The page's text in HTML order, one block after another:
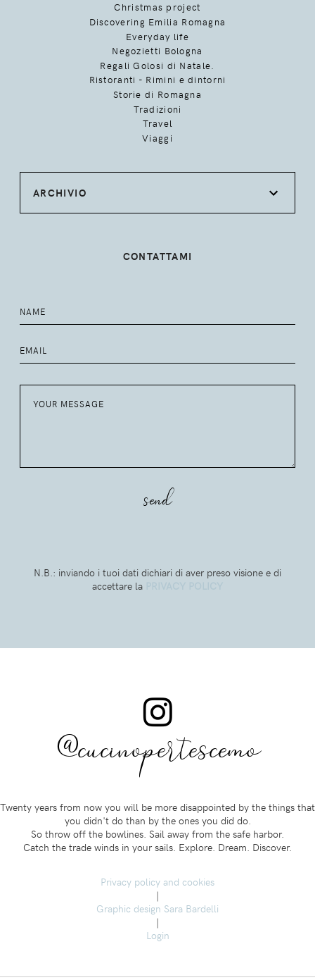
Christmas project
Discovering Emilia Romagna
Everyday life
Negozietti Bologna
Regali Golosi di Natale.
Ristoranti - Rimini e dintorni
Storie di Romagna
Tradizioni
Travel
Viaggi
ARCHIVIO
CONTATTAMI
N.B.: inviando i tuoi dati dichiari di aver preso visione e di
accettare la
@cucinopertescemo
Twenty years from now you will be more disappointed by the things that
you didn't do than by the ones you did do.
So throw off the bowlines. Sail away from the safe harbor.
Catch the trade winds in your sails. Explore. Dream. Discover.
Privacy policy and cookies
|
Graphic design Sara Bardelli
|
Login